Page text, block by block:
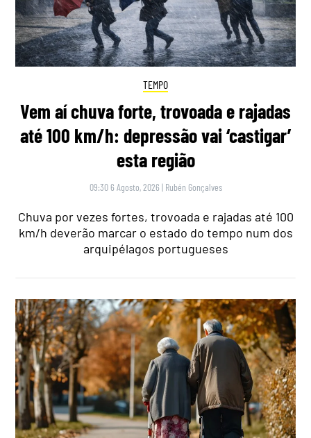
TEMPO
Vem aí chuva forte, trovoada e rajadas
até 100 km/h: depressão vai ‘castigar’
esta região
09:30 6 Agosto, 2026 | Rubén Gonçalves
Chuva por vezes fortes, trovoada e rajadas até 100
km/h deverão marcar o estado do tempo num dos
arquipélagos portugueses